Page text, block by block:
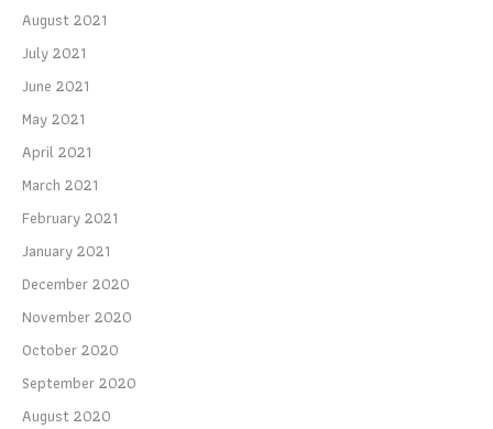
August 2021
July 2021
June 2021
May 2021
April 2021
March 2021
February 2021
January 2021
December 2020
November 2020
October 2020
September 2020
August 2020